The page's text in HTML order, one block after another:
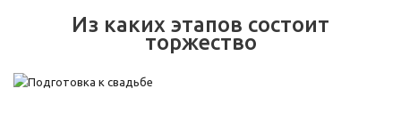
Из каких этапов состоит
торжество